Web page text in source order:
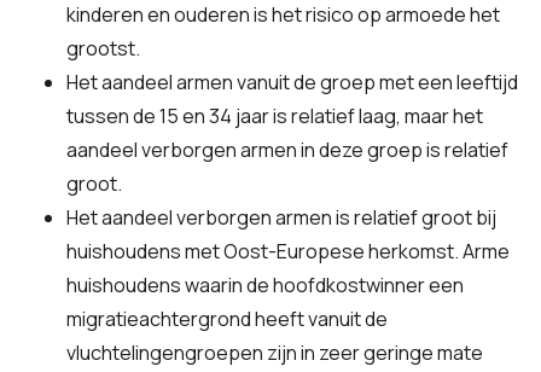
kinderen en ouderen is het risico op armoede het
grootst.
Het aandeel armen vanuit de groep met een leeftijd
tussen de 15 en 34 jaar is relatief laag, maar het
aandeel verborgen armen in deze groep is relatief
groot.
Het aandeel verborgen armen is relatief groot bij
huishoudens met Oost-Europese herkomst. Arme
huishoudens waarin de hoofdkostwinner een
migratieachtergrond heeft vanuit de
vluchtelingengroepen zijn in zeer geringe mate